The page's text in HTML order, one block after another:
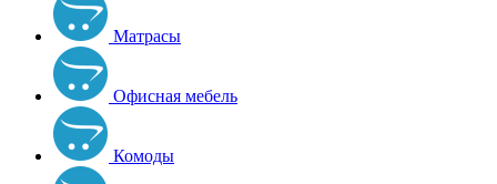
Матрасы
Офисная мебель
Комоды